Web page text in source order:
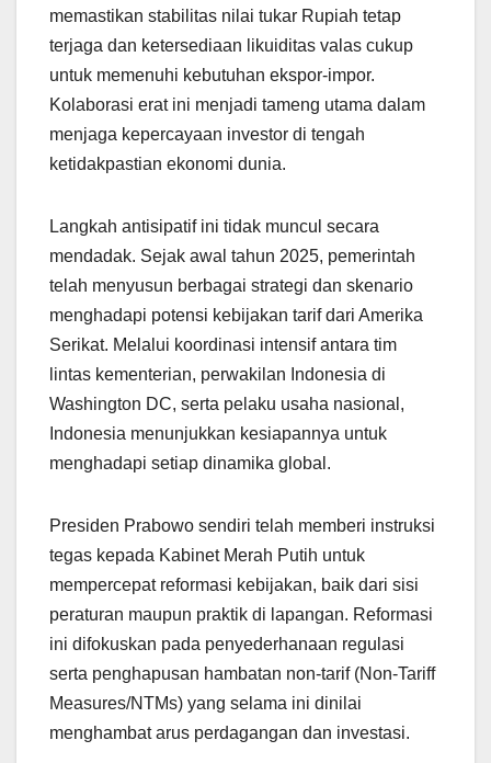
memastikan stabilitas nilai tukar Rupiah tetap
terjaga dan ketersediaan likuiditas valas cukup
untuk memenuhi kebutuhan ekspor-impor.
Kolaborasi erat ini menjadi tameng utama dalam
menjaga kepercayaan investor di tengah
ketidakpastian ekonomi dunia.
Langkah antisipatif ini tidak muncul secara
mendadak. Sejak awal tahun 2025, pemerintah
telah menyusun berbagai strategi dan skenario
menghadapi potensi kebijakan tarif dari Amerika
Serikat. Melalui koordinasi intensif antara tim
lintas kementerian, perwakilan Indonesia di
Washington DC, serta pelaku usaha nasional,
Indonesia menunjukkan kesiapannya untuk
menghadapi setiap dinamika global.
Presiden Prabowo sendiri telah memberi instruksi
tegas kepada Kabinet Merah Putih untuk
mempercepat reformasi kebijakan, baik dari sisi
peraturan maupun praktik di lapangan. Reformasi
ini difokuskan pada penyederhanaan regulasi
serta penghapusan hambatan non-tarif (Non-Tariff
Measures/NTMs) yang selama ini dinilai
menghambat arus perdagangan dan investasi.